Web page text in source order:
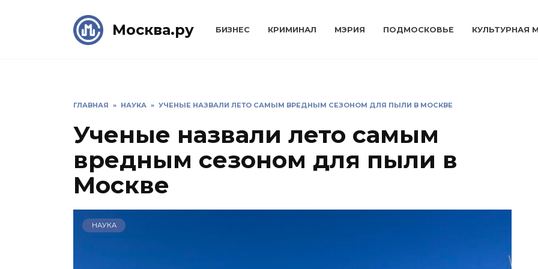
Москва.ру БИЗНЕС КРИМИНАЛ МЭРИЯ ПОДМОСКОВЬЕ КУЛЬТУРНАЯ
ГЛАВНАЯ » НАУКА » УЧЕНЫЕ НАЗВАЛИ ЛЕТО САМЫМ ВРЕДНЫМ СЕЗОНОМ ДЛЯ ПЫЛИ В МОСКВЕ
Ученые назвали лето самым
вредным сезоном для пыли в
Москве
НАУКА